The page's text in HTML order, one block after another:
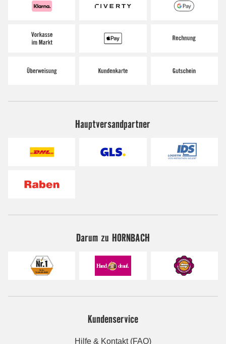
Hauptversandpartner
Darum zu HORNBACH
Kundenservice
Hilfe & Kontakt (FAQ)